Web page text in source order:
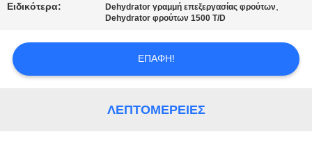
ΕΛΆΤΕ
ΣΕ
Ειδικότερα: Dehydrator γραμμή επεξεργασίας φρούτων,
Dehydrator φρούτων 1500 T/D
ΕΠΑΦΉ!
ΛΕΠΤΟΜΈΡΕΙΕΣ